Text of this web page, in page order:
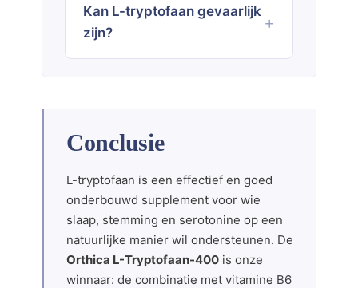
Kan L-tryptofaan gevaarlijk
zijn?
Conclusie
L-tryptofaan is een effectief en goed
onderbouwd supplement voor wie
slaap, stemming en serotonine op een
natuurlijke manier wil ondersteunen. De
Orthica L-Tryptofaan-400 is onze
winnaar: de combinatie met vitamine B6